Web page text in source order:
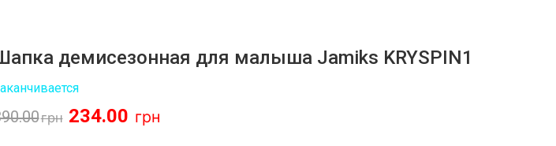
демисезонная для малыша Jamiks KRYSPIN1
234.00